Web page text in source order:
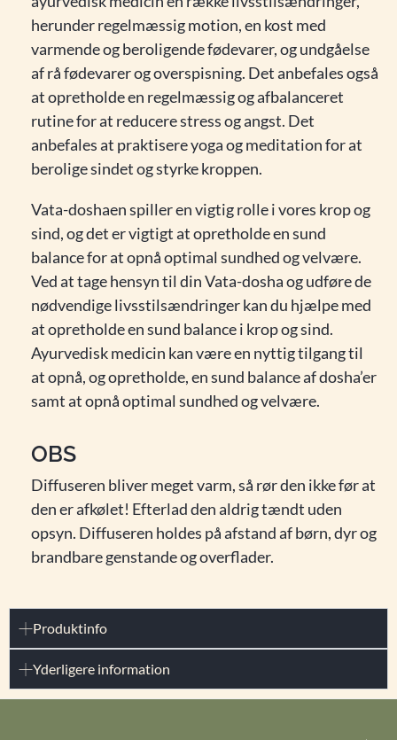
herunder regelmæssig motion, en kost med
varmende og beroligende fødevarer, og undgåelse
af rå fødevarer og overspisning. Det anbefales også
at opretholde en regelmæssig og afbalanceret
rutine for at reducere stress og angst. Det
anbefales at praktisere yoga og meditation for at
berolige sindet og styrke kroppen.
Vata-doshaen spiller en vigtig rolle i vores krop og
sind, og det er vigtigt at opretholde en sund
balance for at opnå optimal sundhed og velvære.
Ved at tage hensyn til din Vata-dosha og udføre de
nødvendige livsstilsændringer kan du hjælpe med
at opretholde en sund balance i krop og sind.
Ayurvedisk medicin kan være en nyttig tilgang til
at opnå, og opretholde, en sund balance af dosha’er
samt at opnå optimal sundhed og velvære.
OBS
Diffuseren bliver meget varm, så rør den ikke før at
den er afkølet! Efterlad den aldrig tændt uden
opsyn. Diffuseren holdes på afstand af børn, dyr og
brandbare genstande og overflader.
Produktinfo
Yderligere information